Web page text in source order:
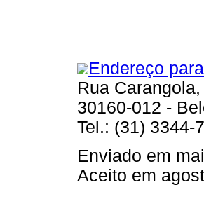
Endereço
Rua
30160-012 -
Tel.: (31) 3344-
Enviado em
Aceito em